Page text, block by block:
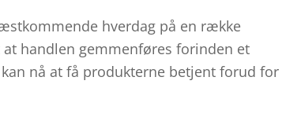
hverdag på en række
handlen gemmenføres forinden et
nå at få produkterne betjent forud for